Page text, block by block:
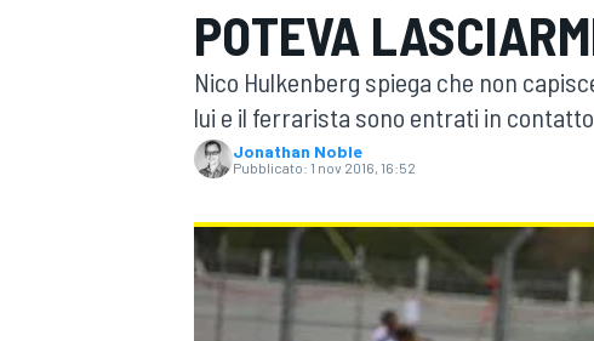
MOTOGP WEC
POTEVA
Nico Hulkenberg spiega che non
lui e il ferrarista sono entrati in contatto
Jonathan Noble
Pubblicato: 1 nov 2016, 16:52